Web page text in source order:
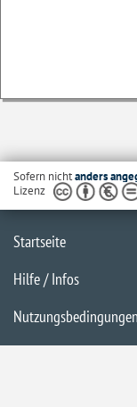
Sofern nichtanders
Lizenz
Startseite
Hilfe / Infos
Nutzungsbedingungen